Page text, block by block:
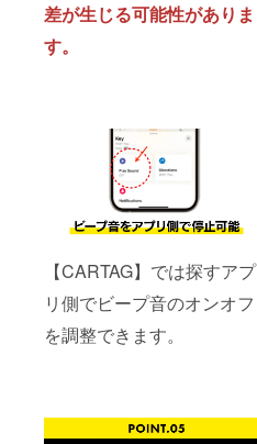
差が生じる可能性がありま
す。
【CARTAG】では探すアプ
リ側でビープ音のオンオフ
を調整できます。